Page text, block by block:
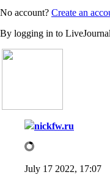
No account? Create an
By logging in to
nickfw.ru
July 17 2022, 17:07